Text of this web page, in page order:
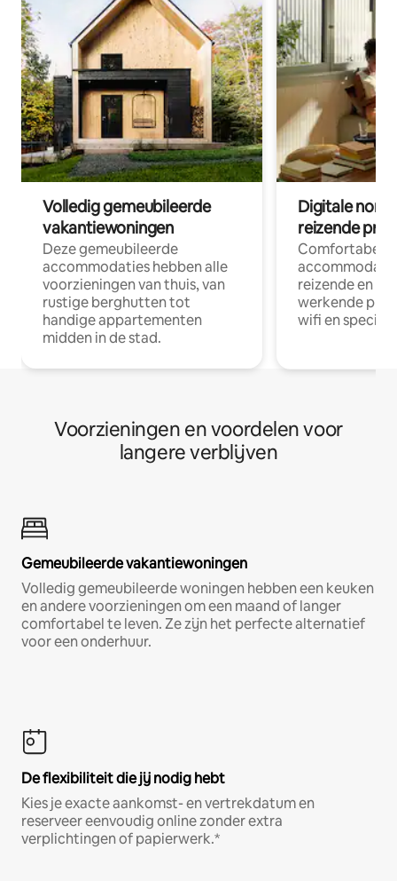
Volledig gemeubileerde
vakantiewoningen
Deze gemeubileerde
accommodaties hebben alle
voorzieningen van thuis, van
rustige berghutten tot
handige appartementen
midden in de stad.
Digitale
reizende
Comfortabele
reizende en
werkende
wifi en
Voorzieningen en voordelen voor
langere verblijven
Gemeubileerde vakantiewoningen
Volledig gemeubileerde woningen hebben een keuken
en andere voorzieningen om een maand of langer
comfortabel te leven. Ze zijn het perfecte alternatief
voor een onderhuur.
De flexibiliteit die jij nodig hebt
Kies je exacte aankomst- en vertrekdatum en
reserveer eenvoudig online zonder extra
verplichtingen of papierwerk.*